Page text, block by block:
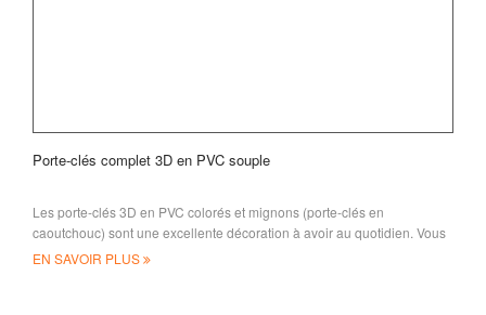
Porte-clés complet 3D en PVC souple
Les porte-clés 3D en PVC colorés et mignons (porte-clés en
caoutchouc) sont une excellente décoration à avoir au quotidien. Vous
pouvez créer n’importe quelle forme
EN SAVOIR PLUS